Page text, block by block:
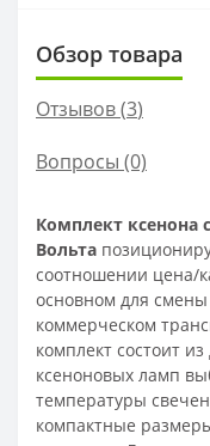
Обзор товара
Отзывов (3)
Вопросы (0)
Комплект ксенона
Вольта
соотношении цена/
основном для
коммерческом
комплект состоит
ксеноновых ламп
температуры
компактные